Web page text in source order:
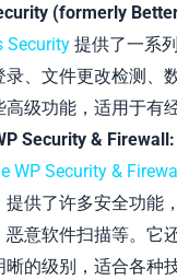
(formerly
Security 提供了一系
录、文件更改检测、
高级功能，适用于有
Security & Firewall:
WP Security &
提供了许多安全功能
恶意软件扫描等。它
晰的级别，适合各种